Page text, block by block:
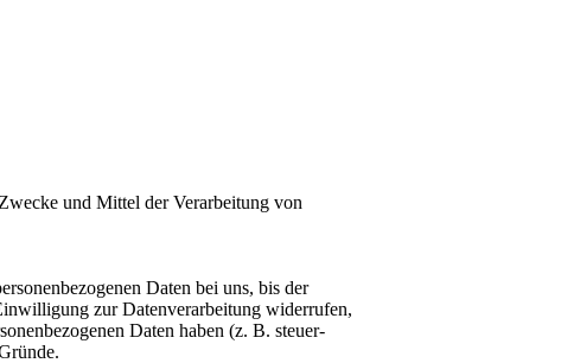
und Mittel der Verarbeitung von
Daten bei uns, bis der
zur Datenverarbeitung widerrufen,
Daten haben (z. B. steuer-